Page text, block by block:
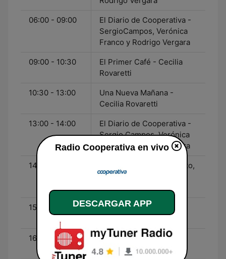
06:00 - 09:00
El Diario de Cooperativa -
SergioCampos, Verónica
Franco y Rodrigo Vergara
09:00 - 10:30
El Primer Café - Cecilia
Rovaretti
10:30 - 13:00
Una Nueva Mañana -
Cecilia Rovaretti
13:00 - 14:00
El Diario de Cooperativa -
Sergio Campos, Verónica
Franco y Rodrigo Vergara
14:00 - 15:30
Al Aire Libre - Toño Prieto,
Igor Ochoa y Edgardo
Marín
15:30 - 16:00
Todo por el Deporte -
Claudio Riquelme
16:00 - 17:00
Hablando De - Paula
Molina
Radio Cooperativa en vivo
DESCARGAR APP